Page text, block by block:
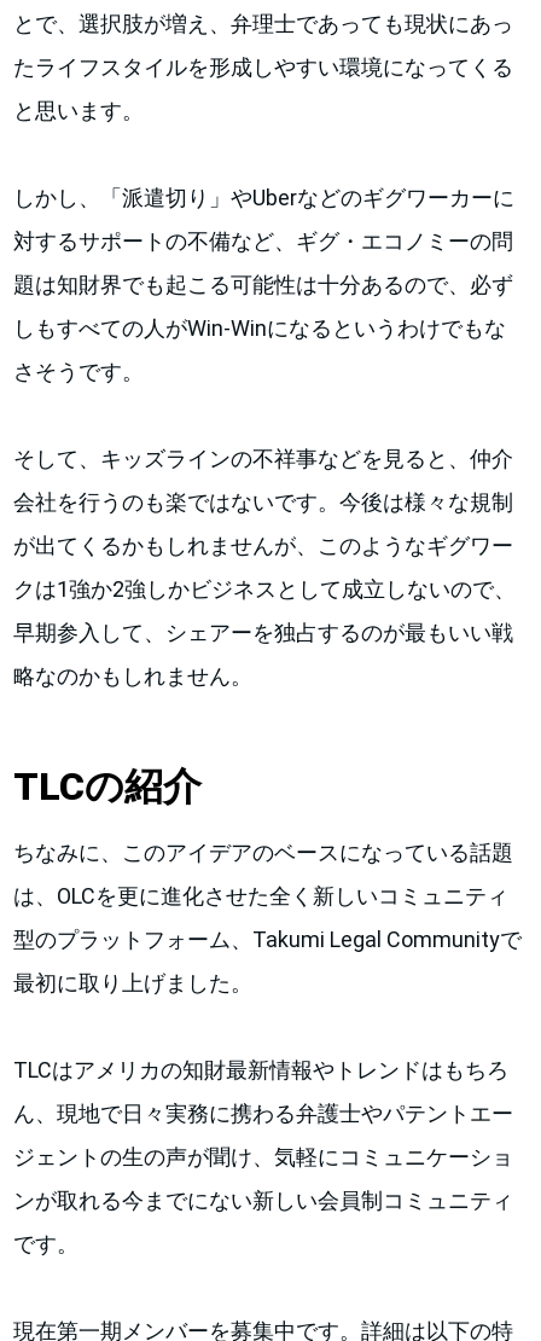
とで、選択肢が増え、弁理士であっても現状にあっ
たライフスタイルを形成しやすい環境になってくる
と思います。
しかし、「派遣切り」やUberなどのギグワーカーに
対するサポートの不備など、ギグ・エコノミーの問
題は知財界でも起こる可能性は十分あるので、必ず
しもすべての人がWin-Winになるというわけでもな
さそうです。
そして、キッズラインの不祥事などを見ると、仲介
会社を行うのも楽ではないです。今後は様々な規制
が出てくるかもしれませんが、このようなギグワー
クは1強か2強しかビジネスとして成立しないので、
早期参入して、シェアーを独占するのが最もいい戦
略なのかもしれません。
TLCの紹介
ちなみに、このアイデアのベースになっている話題
は、OLCを更に進化させた全く新しいコミュニティ
型のプラットフォーム、Takumi Legal Communityで
最初に取り上げました。
TLCはアメリカの知財最新情報やトレンドはもちろ
ん、現地で日々実務に携わる弁護士やパテントエー
ジェントの生の声が聞け、気軽にコミュニケーショ
ンが取れる今までにない新しい会員制コミュニティ
です。
現在第一期メンバーを募集中です。詳細は以下の特